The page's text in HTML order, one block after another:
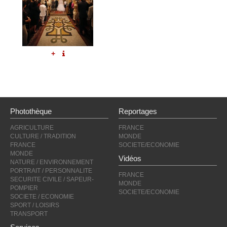
+
Photothèque
AGRICULTURE
CULTURE / TRADITION
FRANCE
MONDE
NATURE / ENVIRONNEMENT
PORTRAIT / PERSONNALITE
SECURITE CIVILE / SAPEUR-
POMPIER
SOCIETE / ECONOMIE
SPORT / LOISIRS
TRANSPORT
Reportages
FRANCE
MONDE
SOCIETE/ECONOMIE
Vidéos
FRANCE
MONDE
SOCIETE/ECONOMIE